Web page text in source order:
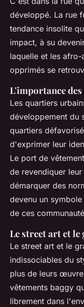
développé. La rue
tendance insolite
impact, à su
laquelle et les
opprimés se
L'importance
Les quartiers
développement du
quartiers
d'exprimer leur
Le port de
de revendiquer
démarquer des
devenu un
de ces
Le street art et
Le street art et le
indissociables du
plus de leurs
vêtements baggy
librement dans